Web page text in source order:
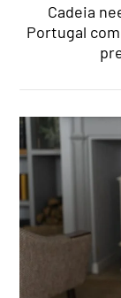
Cadeia
Portugal